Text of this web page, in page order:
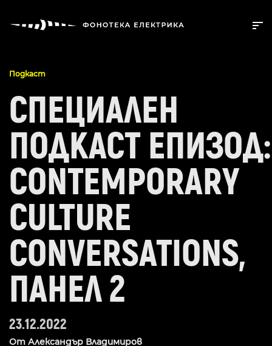
Подкаст
СПЕЦИАЛЕН
ПОДКАСТ ЕПИЗОД:
CONTEMPORARY
CULTURE
CONVERSATIONS,
ПАНЕЛ 2
23.12.2022
От Александър Владимиров